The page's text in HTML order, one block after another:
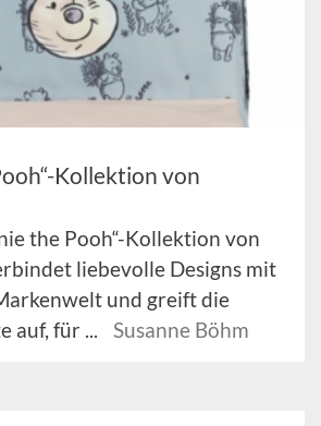
Kollektion von
the Pooh“-Kollektion von
liebevolle Designs mit
und greift die
auf, für ...
Susanne Böhm